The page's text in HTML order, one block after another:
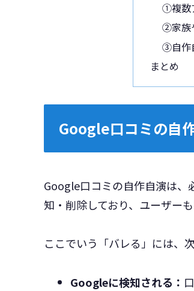
①複数
②家族
③自作
まとめ
Google口コミの自
Google口コミの自作自演は、
知・削除しており、ユーザー
ここでいう「バレる」には、
Googleに検知される：